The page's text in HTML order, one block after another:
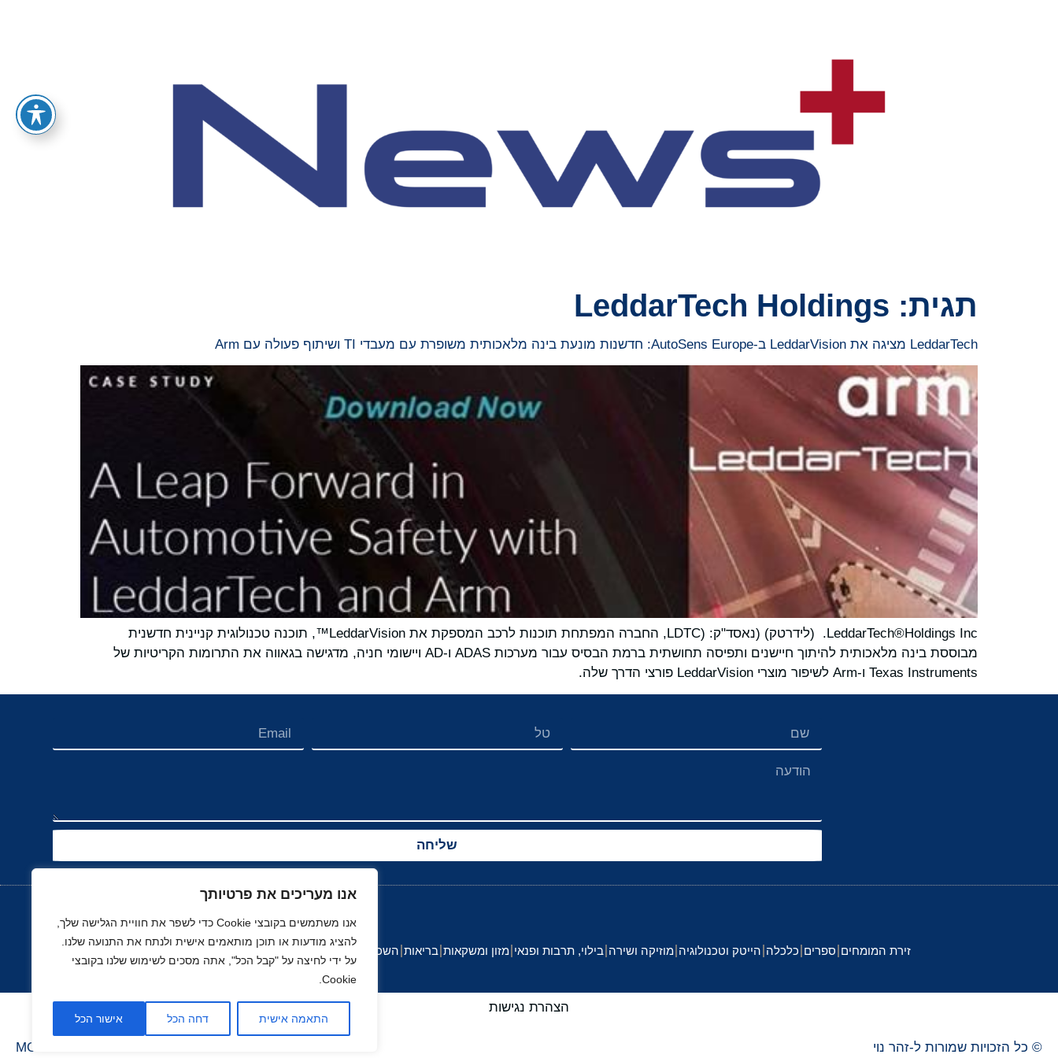
אנו מעריכים את פרטיותך
אנו משתמשים בקובצי Cookie כדי לשפר את חוויית הגלישה שלך,
להציג מודעות או תוכן מותאמים אישית ולנתח את התנועה שלנו.
על ידי לחיצה על "קבל הכל", אתה מסכים לשימוש שלנו בקובצי
Cookie.
התאמה אישית דחה הכל אישור הכל
תגית: LeddarTech Holdings
LeddarTech מציגה את LeddarVision ב-AutoSens Europe: חדשנות מונעת בינה מלאכותית משופרת עם מעבדי TI ושיתוף פעולה עם Arm
LeddarTech®Holdings Inc. (לידרטק) (נאסד"ק: (LDTC, החברה המפתחת תוכנות לרכב המספקת את LeddarVision™, תוכנה טכנולוגית קניינית חדשנית
מבוססת בינה מלאכותית להיתוך חיישנים ותפיסה תחושתית ברמת הבסיס עבור מערכות ADAS ו-AD ויישומי חניה, מדגישה בגאווה את התרומות הקריטיות של
Texas Instruments ו-Arm לשיפור מוצרי LeddarVision פורצי הדרך שלה.
שליחה
זירת המומחים ספרים כלכלה הייטק וטכנולוגיה מוזיקה ושירה בילוי, תרבות ופנאי מזון ומשקאות בריאות השכלה וחינוך רכב, תעופה ותחבורה
הצהרת נגישות
© כל הזכויות שמורות ל-זהר נוי MOONART